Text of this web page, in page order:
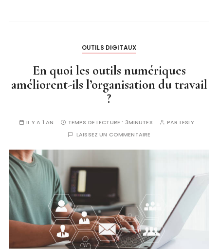
OUTILS DIGITAUX
En quoi les outils numériques
améliorent-ils l’organisation du travail
?
IL Y A 1 AN TEMPS DE LECTURE : 3MINUTES PAR LESLY
LAISSEZ UN COMMENTAIRE